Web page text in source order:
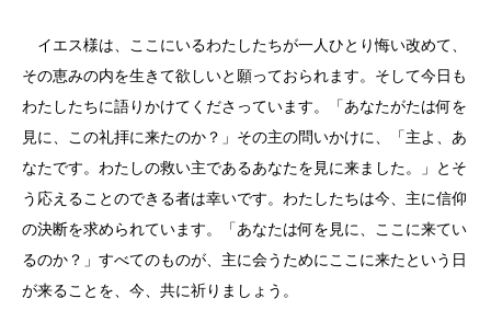
イエス様は、ここにいるわたしたちが一人ひとり悔い改めて、
その恵みの内を生きて欲しいと願っておられます。そして今日も
わたしたちに語りかけてくださっています。「あなたがたは何を
見に、この礼拝に来たのか？」その主の問いかけに、「主よ、あ
なたです。わたしの救い主であるあなたを見に来ました。」とそ
う応えることのできる者は幸いです。わたしたちは今、主に信仰
の決断を求められています。「あなたは何を見に、ここに来てい
るのか？」すべてのものが、主に会うためにここに来たという日
が来ることを、今、共に祈りましょう。